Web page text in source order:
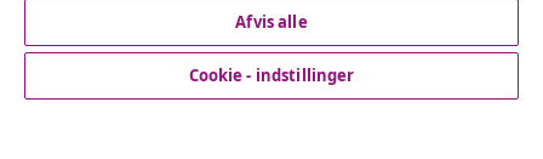
© 2008-2026 www.vidaxl.dk er et website under vidaXL
Afvis alle
Cookie - indstillinger